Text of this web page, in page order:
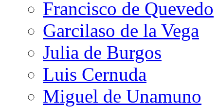
Francisco de Quevedo
Garcilaso de la Vega
Julia de Burgos
Luis Cernuda
Miguel de Unamuno